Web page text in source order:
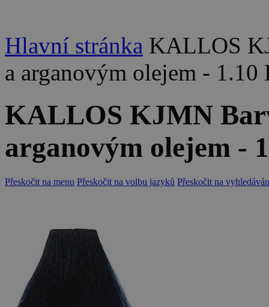
Hlavní stránka KALLOS
a arganovým olejem - 1.10
KALLOS KJMN
arganovým olejem -
Přeskočit na menu Přeskočit na volbu jazyků Přeskočit na